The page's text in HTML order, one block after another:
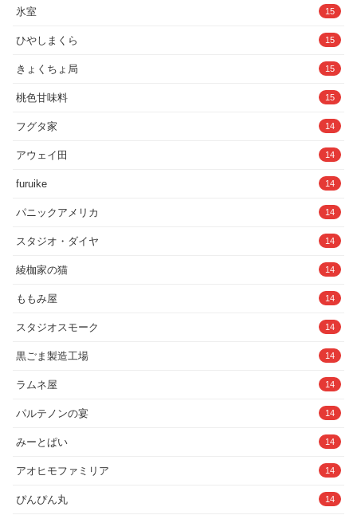
氷室 15
ひやしまくら 15
きょくちょ局 15
桃色甘味料 15
フグタ家 14
アウェイ田 14
furuike 14
パニックアメリカ 14
スタジオ・ダイヤ 14
綾枷家の猫 14
ももみ屋 14
スタジオスモーク 14
黒ごま製造工場 14
ラムネ屋 14
パルテノンの宴 14
みーとぱい 14
アオヒモファミリア 14
ぴんぴん丸 14